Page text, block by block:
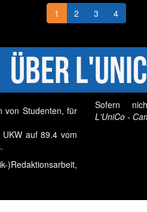
1 2 3 4
Über
von Studenten, für
auf 89.4 vom
Sofern
L'UniCo -